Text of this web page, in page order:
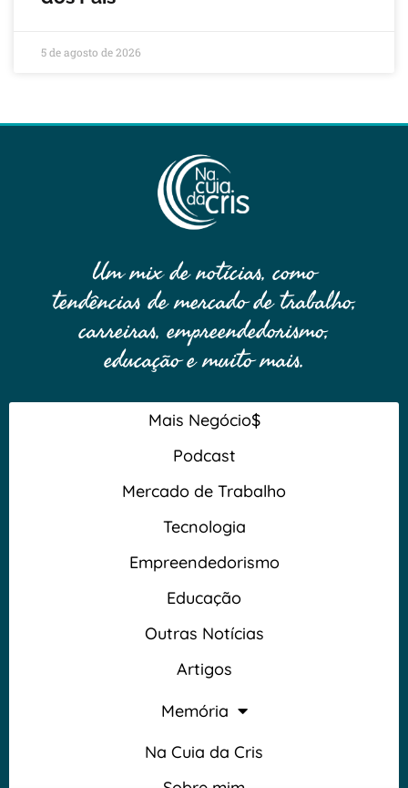
5 de agosto de 2026
Um mix de notícias, como
tendências de mercado de trabalho,
carreiras, empreendedorismo,
educação e muito mais.
Mais Negócio$
Podcast
Mercado de Trabalho
Tecnologia
Empreendedorismo
Educação
Outras Notícias
Artigos
Memória
Na Cuia da Cris